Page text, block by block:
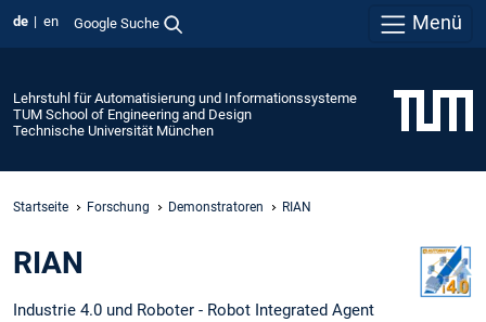
de en Google Suche Menü
Lehrstuhl für Automatisierung und Informationssysteme
TUM School of Engineering and Design
Technische Universität München
Startseite Forschung Demonstratoren RIAN
RIAN
Industrie 4.0 und Roboter - Robot Integrated Agent